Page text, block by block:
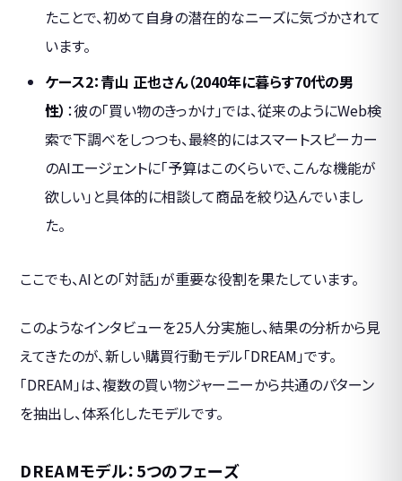
たことで、初めて自身の潜在的なニーズに気づかされて
います。
ケース2：青山 正也さん（2040年に暮らす70代の男
性） ：彼の「買い物のきっかけ」では、従来のようにWeb検
索で下調べをしつつも、最終的にはスマートスピーカー
のAIエージェントに「予算はこのくらいで、こんな機能が
欲しい」と具体的に相談して商品を絞り込んでいまし
た。
ここでも、AIとの「対話」が重要な役割を果たしています。
このようなインタビューを25人分実施し、結果の分析から見
えてきたのが、新しい購買行動モデル「DREAM」です。
「DREAM」は、複数の買い物ジャーニーから共通のパターン
を抽出し、体系化したモデルです。
DREAMモデル：5つのフェーズ